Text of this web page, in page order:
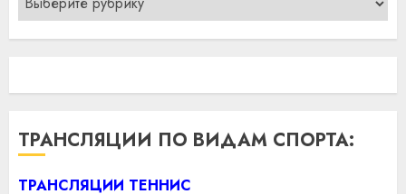
ТРАНСЛЯЦИИ ПО ВИДАМ СПОРТА:
ТРАНСЛЯЦИИ ТЕННИС